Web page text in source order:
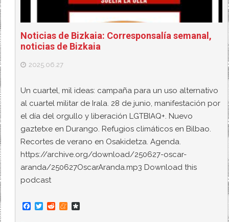
Noticias de Bizkaia: Corresponsalía semanal,
noticias de Bizkaia
2025.06.27
Un cuartel, mil ideas: campaña para un uso alternativo
al cuartel militar de Irala. 28 de junio, manifestación por
el día del orgullo y liberación LGTBIAQ+. Nuevo
gaztetxe en Durango. Refugios climáticos en Bilbao.
Recortes de verano en Osakidetza. Agenda.
https://archive.org/download/250627-oscar-
aranda/250627OscarAranda.mp3 Download this
podcast
F
T
R
M